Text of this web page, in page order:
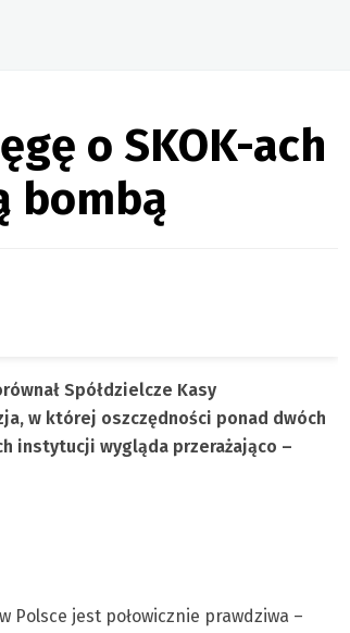
o SKOK-ach
bombą
Spółdzielcze Kasy
w której oszczędności ponad dwóch
instytucji wygląda przerażająco –
Polsce jest połowicznie prawdziwa –